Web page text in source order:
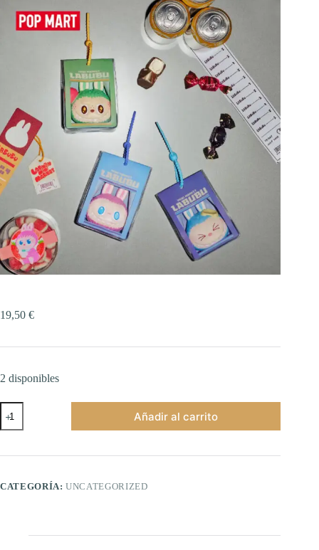
19,50 €
2 disponibles
POP
MART
The
LABUBU
Blind
Añadir al carrito
CATEGORÍA:UNCATEGORIZED